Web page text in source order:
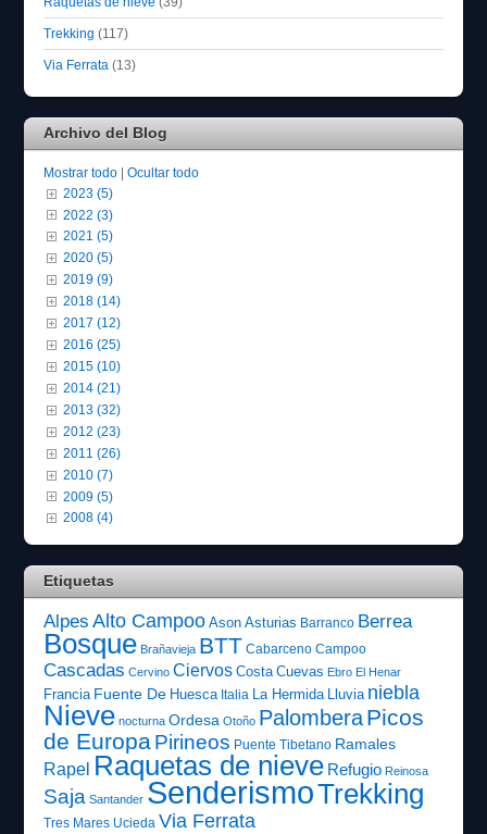
Trekking (117)
Via Ferrata (13)
Archivo del Blog
Mostrar todo |Ocultar todo
2023 (5)
2022 (3)
2021 (5)
2020 (5)
2019 (9)
2018 (14)
2017 (12)
2016 (25)
2015 (10)
2014 (21)
2013 (32)
2012 (23)
2011 (26)
2010 (7)
2009 (5)
2008 (4)
Etiquetas
Alpes Alto Campoo Ason Asturias Barranco Berrea
Bosque Brañavieja BTT Cabarceno Campoo
Cascadas Cervino Ciervos Costa Cuevas Ebro El Henar
Francia Fuente De Huesca Italia La Hermida Lluvia niebla
Nieve nocturna Ordesa Otoño PalomberaPicos
de EuropaPirineos Puente Tibetano Ramales
Rapel Raquetas de nieve Refugio Reinosa
Saja Santander SenderismoTrekking
Tres Mares Ucieda Via Ferrata